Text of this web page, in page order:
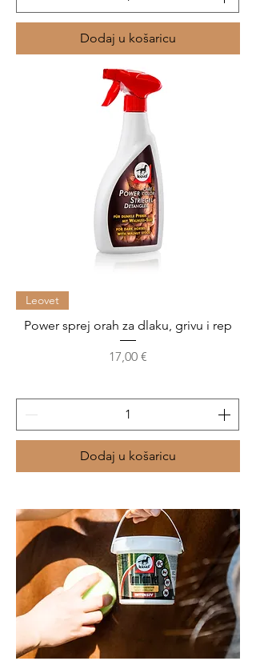
Dodaj u košaricu
Leovet
Power sprej orah za dlaku, grivu i rep
Cijena
17,00 €
Dodaj u košaricu